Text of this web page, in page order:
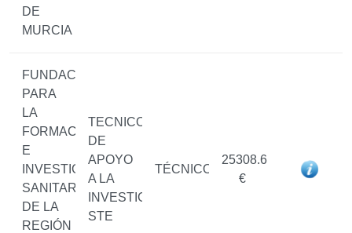
DE
MURCIA
FUNDACIÓN
PARA
LA
FORMACIÓN
E
INVESTIGACIÓN
SANITARIAS
DE LA
REGIÓN
TECNICO/A
DE
APOYO
A LA
INVESTIGACIÓN
STE
TÉCNICO/A
25308.6
€